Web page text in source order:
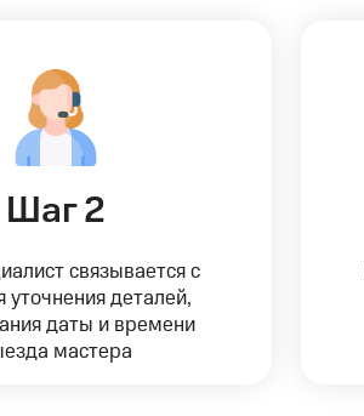
Шаг 2
связывается с
уточнения деталей,
даты и времени
мастера